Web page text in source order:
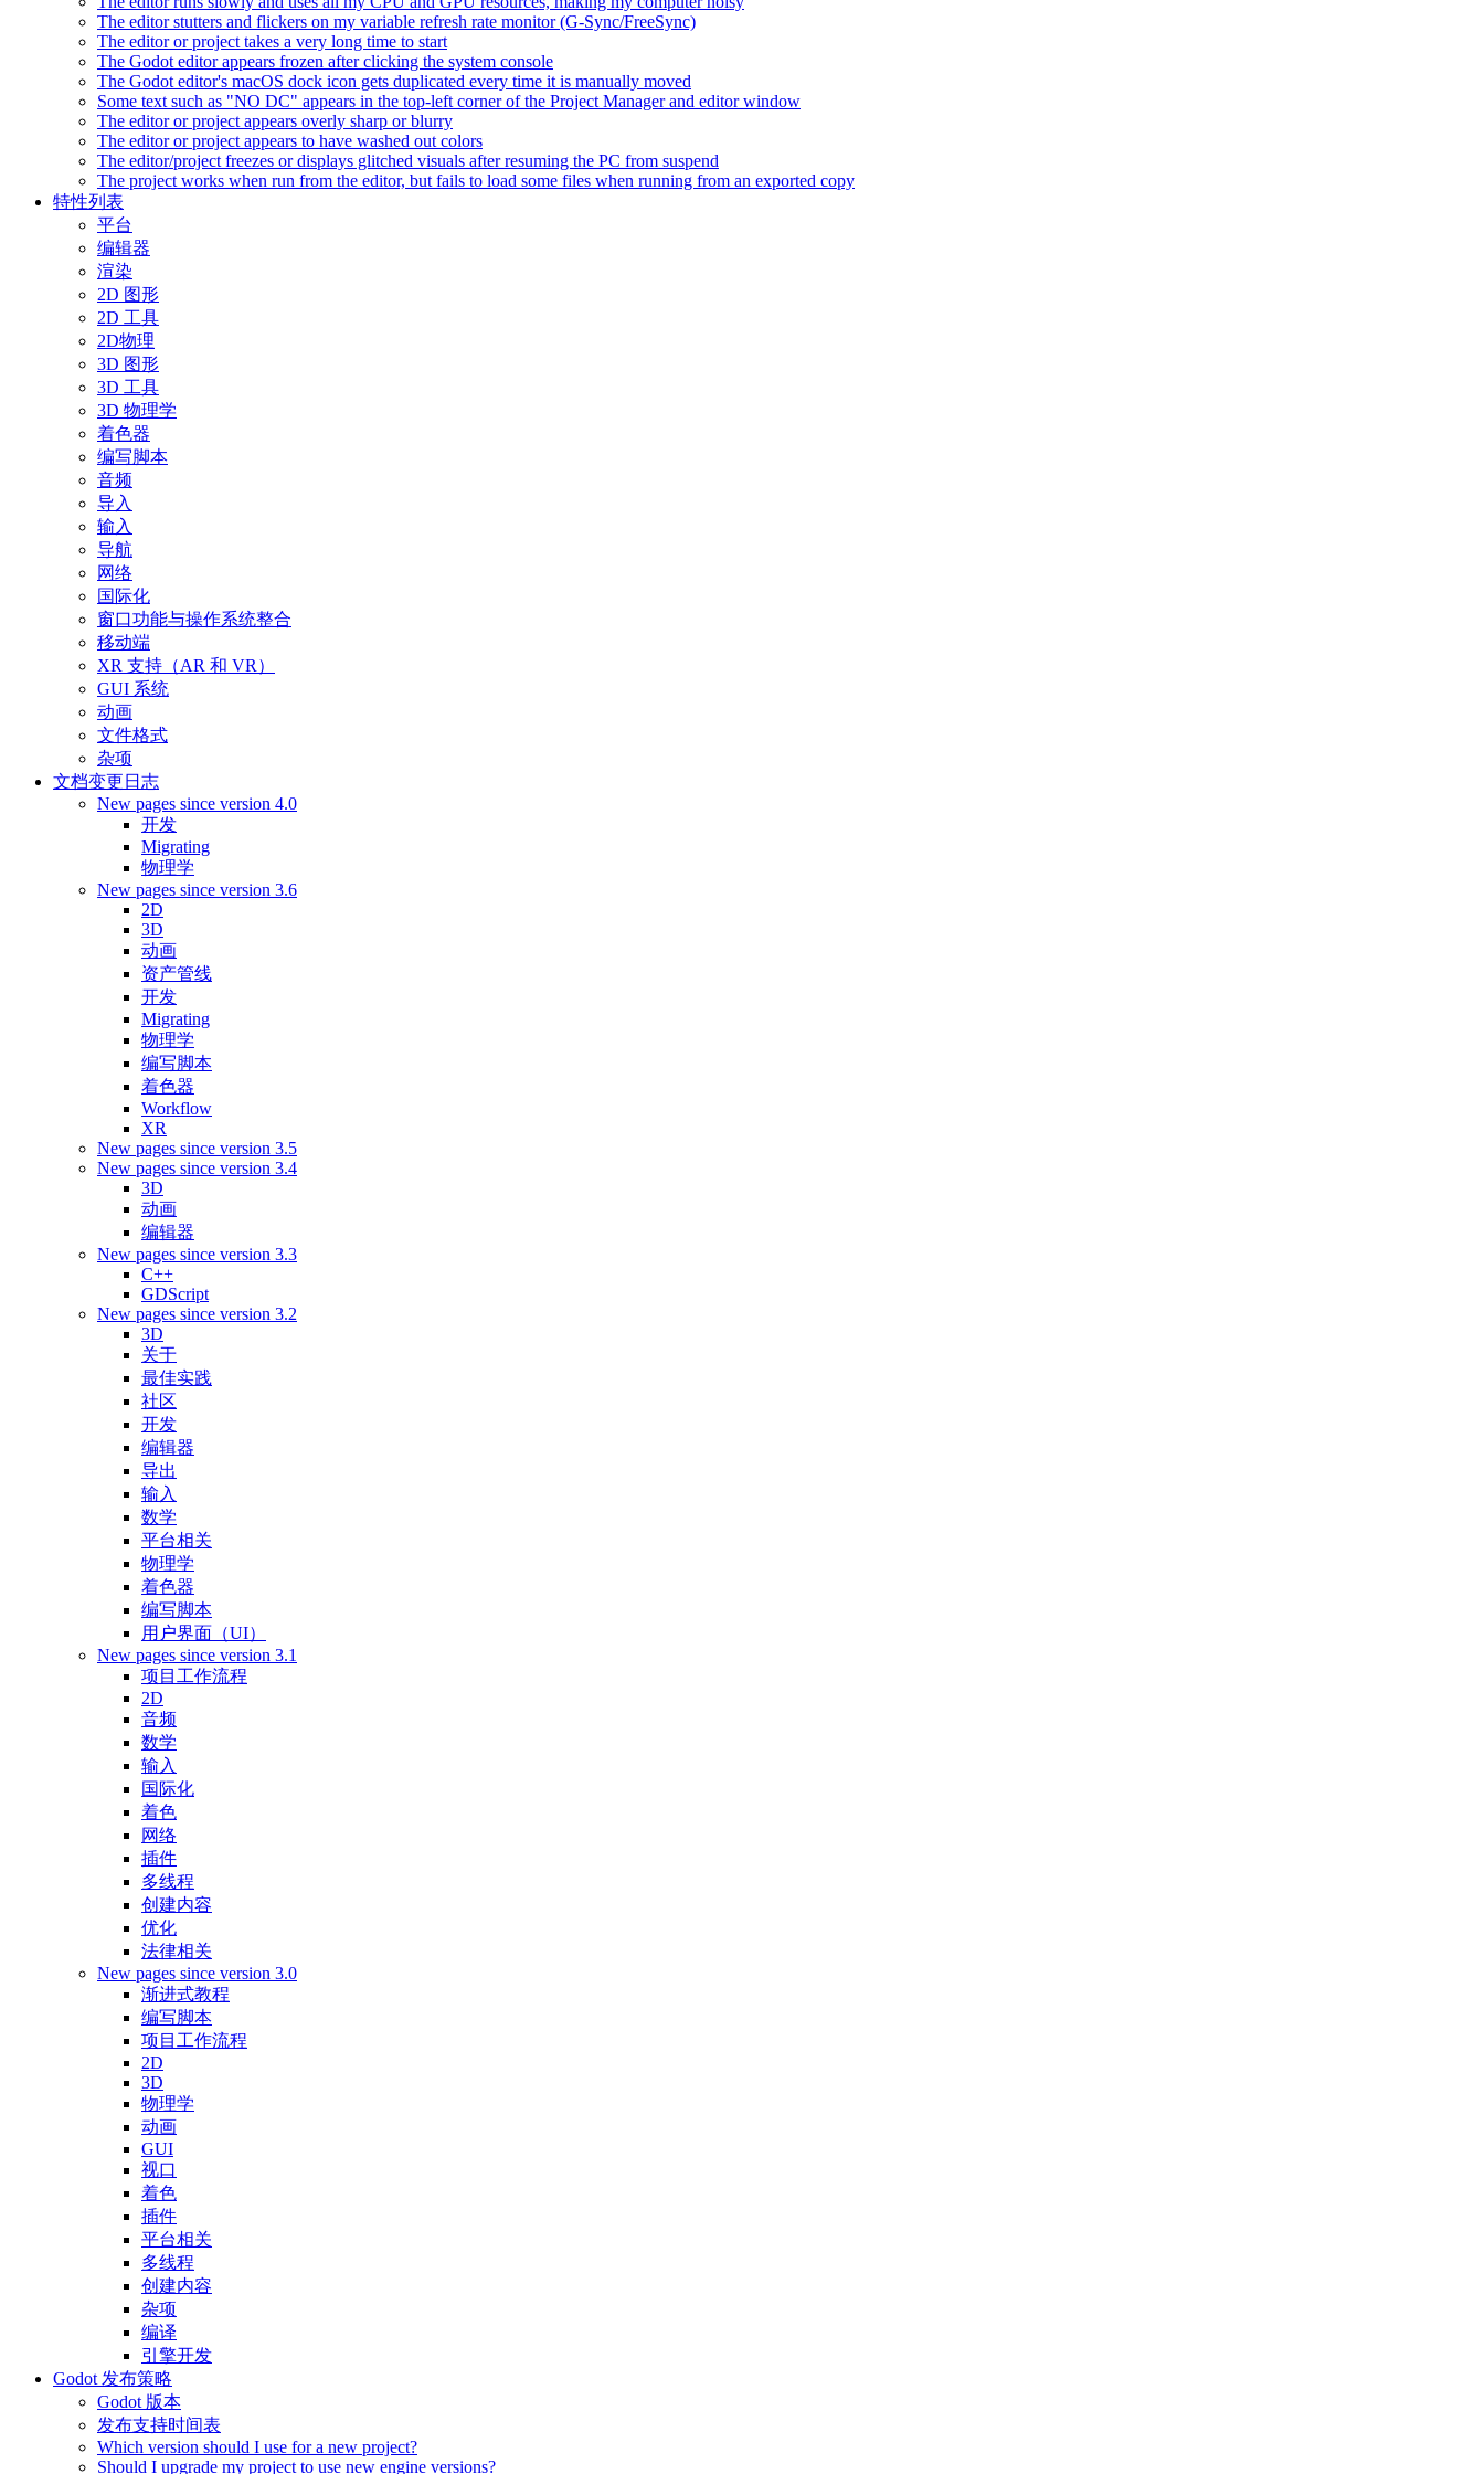
The editor stutters and flickers on my variable refresh rate monitor (G-Sync/FreeSync)
The editor or project takes a very long time to start
The Godot editor appears frozen after clicking the system console
The Godot editor's macOS dock icon gets duplicated every time it is manually moved
Some text such as "NO DC" appears in the top-left corner of the Project Manager and editor window
The editor or project appears overly sharp or blurry
The editor or project appears to have washed out colors
The editor/project freezes or displays glitched visuals after resuming the PC from suspend
The project works when run from the editor, but fails to load some files when running from an exported copy
特性列表
平台
编辑器
渲染
2D 图形
2D 工具
2D物理
3D 图形
3D 工具
3D 物理学
着色器
编写脚本
音频
导入
输入
导航
网络
国际化
窗口功能与操作系统整合
移动端
XR 支持（AR 和 VR）
GUI 系统
动画
文件格式
杂项
文档变更日志
New pages since version 4.0
开发
Migrating
物理学
New pages since version 3.6
2D
3D
动画
资产管线
开发
Migrating
物理学
编写脚本
着色器
Workflow
XR
New pages since version 3.5
New pages since version 3.4
3D
动画
编辑器
New pages since version 3.3
C++
GDScript
New pages since version 3.2
3D
关于
最佳实践
社区
开发
编辑器
导出
输入
数学
平台相关
物理学
着色器
编写脚本
用户界面（UI）
New pages since version 3.1
项目工作流程
2D
音频
数学
输入
国际化
着色
网络
插件
多线程
创建内容
优化
法律相关
New pages since version 3.0
渐进式教程
编写脚本
项目工作流程
2D
3D
物理学
动画
GUI
视口
着色
插件
平台相关
多线程
创建内容
杂项
编译
引擎开发
Godot 发布策略
Godot 版本
发布支持时间表
Which version should I use for a new project?
Should I upgrade my project to use new engine versions?